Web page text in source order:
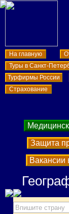
На главную
Туры в Санкт-
Турфирмы России
Страхование
Защита
Вакансии